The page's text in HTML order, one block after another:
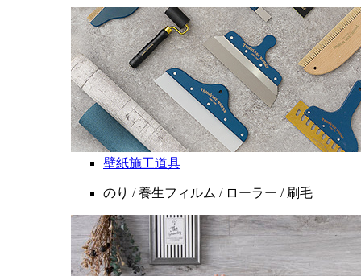
壁紙施工道具
のり / 養生フィルム / ローラー / 刷毛